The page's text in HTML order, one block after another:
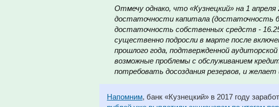
Отмечу однако, что «Кузнецкий» на 1
достаточности капитала (достаточность
достаточность собственных средств -
существенно подросли в марте после
прошлого года, подтвержденной
возможные проблемы с обслуживанием
потребовать досоздания резервов, и
Напомним, банк «Кузнецкий» в 2017 году